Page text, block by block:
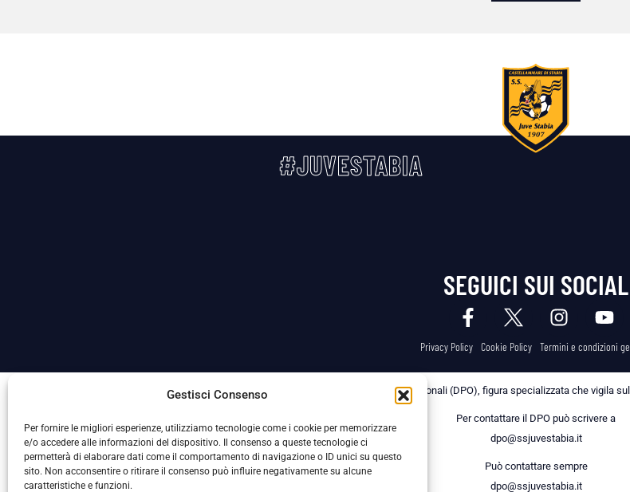
Gestisci Consenso
Per fornire le migliori esperienze, utilizziamo tecnologie come i cookie per memorizzare
e/o accedere alle informazioni del dispositivo. Il consenso a queste tecnologie ci
permetterà di elaborare dati come il comportamento di navigazione o ID unici su questo
sito. Non acconsentire o ritirare il consenso può influire negativamente su alcune
caratteristiche e funzioni.
#JUVESTABIA
SEGUICI SUI SOCIAL
Privacy Policy Cookie Policy Termini e condizioni
La Società ha nominato il Responsabile della Protezione dei Dati Personali (DPO), figura specializzata che vigila
Per contattare il DPO può scrivere a
dpo@ssjuvestabia.it
Può contattare sempre
dpo@ssjuvestabia.it